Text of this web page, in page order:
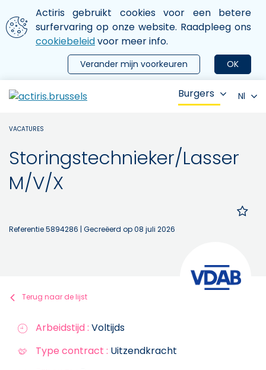
Aller au contenu principal
We gebruiken cookies
Actiris gebruikt cookies voor een betere
surfervaring op onze website. Raadpleeg ons
cookiebeleidvoor meer info.
OK
Verander mijn voorkeuren
le menu
Burgers Nl
VACATURES
Storingstechnieker/Lasser
M/V/X
Referentie 5894286 | Gecreëerd op 08 juli 2026
Terug naar de lijst
Arbeidstijd : Voltijds
Type contract : Uitzendkracht